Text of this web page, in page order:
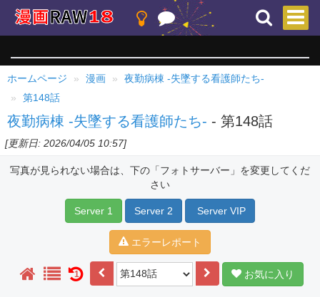
ホームページ 漫画
夜勤病棟 -失墜する看護師たち-
第148話
夜勤病棟 -失墜する看護師たち- - 第148話
[更新日: 2026/04/05 10:57]
写真が見られない場合は、下の「フォトサーバー」を変更してくだ
さい
Server 1 Server 2 Server VIP
エラーレポート
1 お気に入り